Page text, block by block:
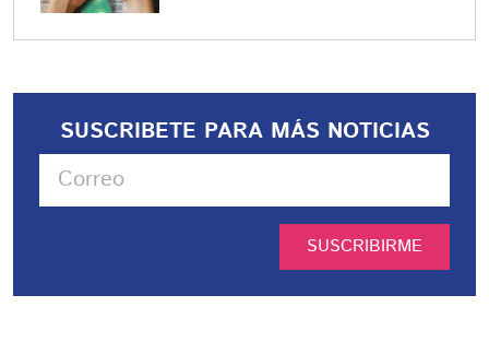
SUSCRIBETE PARA MÁS NOTICIAS
SUSCRIBIRME